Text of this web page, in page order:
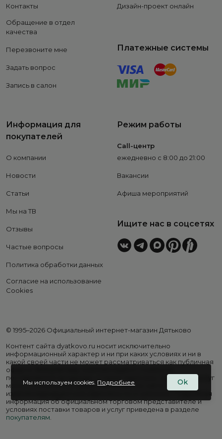
Контакты
Обращение в отдел
качества
Перезвоните мне
Задать вопрос
Запись в салон
Дизайн-проект онлайн
Платежные системы
Информация для
покупателей
О компании
Новости
Статьи
Мы на ТВ
Отзывы
Частые вопросы
Политика обработки данных
Согласие на использование
Cookies
Режим работы
Call-центр
ежедневно с 8:00 до 21:00
Вакансии
Афиша мероприятий
Ищите нас в соцсетях
© 1995–2026 Официальный интернет-магазин Дятьково
Контент сайта dyatkovo.ru носит исключительно
информационный характер и ни при каких условиях и ни в
какой своей части не может рассматриваться как публичная
оферта. Внешний вид, комплектация и стоимость
поставляемой продукции, а также перечень сервисных услуг
могут отличаться от представленных на сайте. Цены на
изделия варьируются в зависимости от региона. Подробная
информация об официальном торговом представителе и
условиях поставки товаров и услуг приведена в разделе
покупателям.
Мы используем cookies. Подробнее Ok